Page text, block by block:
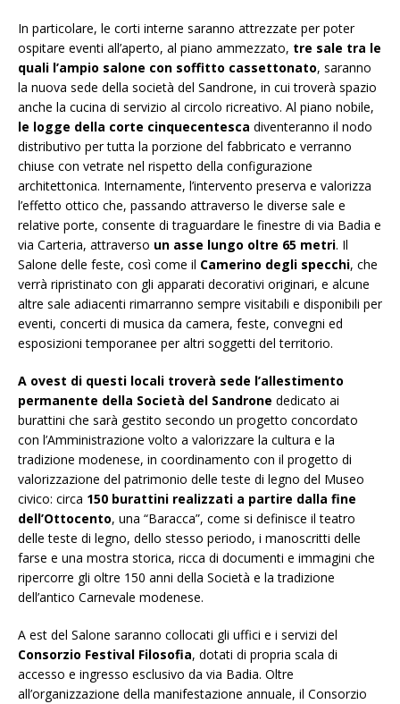
In particolare, le corti interne saranno attrezzate per poter
ospitare eventi all’aperto, al piano ammezzato, tre sale tra le
quali l’ampio salone con soffitto cassettonato, saranno
la nuova sede della società del Sandrone, in cui troverà spazio
anche la cucina di servizio al circolo ricreativo. Al piano nobile,
le logge della corte cinquecentesca diventeranno il nodo
distributivo per tutta la porzione del fabbricato e verranno
chiuse con vetrate nel rispetto della configurazione
architettonica. Internamente, l’intervento preserva e valorizza
l’effetto ottico che, passando attraverso le diverse sale e
relative porte, consente di traguardare le finestre di via Badia e
via Carteria, attraverso un asse lungo oltre 65 metri. Il
Salone delle feste, così come il Camerino degli specchi, che
verrà ripristinato con gli apparati decorativi originari, e alcune
altre sale adiacenti rimarranno sempre visitabili e disponibili per
eventi, concerti di musica da camera, feste, convegni ed
esposizioni temporanee per altri soggetti del territorio.
A ovest di questi locali troverà sede l’allestimento
permanente della Società del Sandrone dedicato ai
burattini che sarà gestito secondo un progetto concordato
con l’Amministrazione volto a valorizzare la cultura e la
tradizione modenese, in coordinamento con il progetto di
valorizzazione del patrimonio delle teste di legno del Museo
civico: circa 150 burattini realizzati a partire dalla fine
dell’Ottocento, una “Baracca”, come si definisce il teatro
delle teste di legno, dello stesso periodo, i manoscritti delle
farse e una mostra storica, ricca di documenti e immagini che
ripercorre gli oltre 150 anni della Società e la tradizione
dell’antico Carnevale modenese.
A est del Salone saranno collocati gli uffici e i servizi del
Consorzio Festival Filosofia, dotati di propria scala di
accesso e ingresso esclusivo da via Badia. Oltre
all’organizzazione della manifestazione annuale, il Consorzio